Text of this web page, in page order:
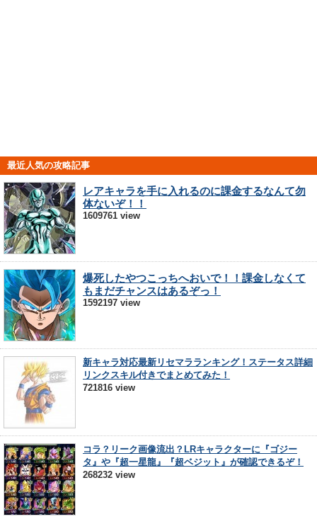
最近人気の攻略記事
レアキャラを手に入れるのに課金するなんて勿
体ないぞ！！
1609761 view
爆死したやつこっちへおいで！！課金しなくて
もまだチャンスはあるぞっ！
1592197 view
新キャラ対応最新リセマラランキング！ステータス詳細
リンクスキル付きでまとめてみた！
721816 view
コラ？リーク画像流出？LRキャラクターに『ゴジー
タ』や『超一星龍』『超ベジット』が確認できるぞ！
268232 view